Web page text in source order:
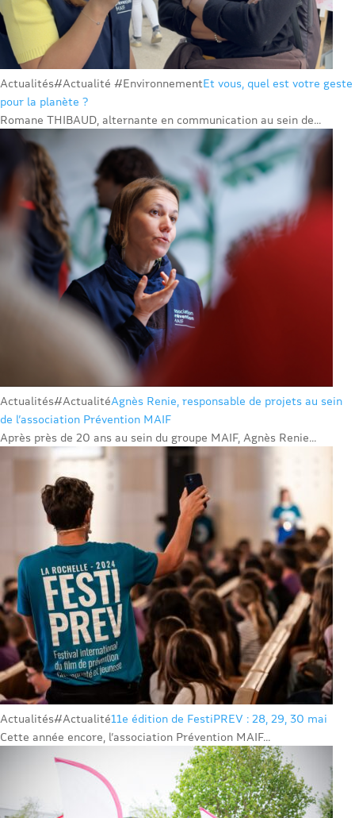
Actualités#Actualité #EnvironnementEt vous, quel est votre geste
pour la planète ?
Romane THIBAUD, alternante en communication au sein de...
Actualités#ActualitéAgnès Renie, responsable de projets au sein
de l’association Prévention MAIF
Après près de 20 ans au sein du groupe MAIF, Agnès Renie...
Actualités#Actualité11e édition de FestiPREV : 28, 29, 30 mai
Cette année encore, l’association Prévention MAIF...